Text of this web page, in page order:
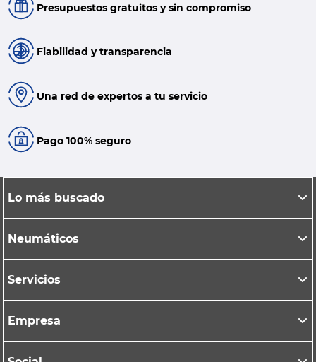
Presupuestos gratuitos y sin compromiso
Fiabilidad y transparencia
Una red de expertos a tu servicio
Pago 100% seguro
Lo más buscado
Neumáticos
Servicios
Empresa